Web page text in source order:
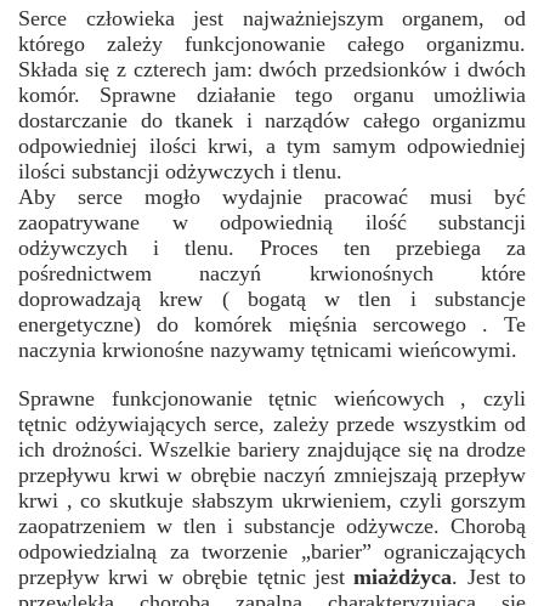
Serce człowieka jest najważniejszym organem, od
którego zależy funkcjonowanie całego organizmu.
Składa się z czterech jam: dwóch przedsionków i dwóch
komór. Sprawne działanie tego organu umożliwia
dostarczanie do tkanek i narządów całego organizmu
odpowiedniej ilości krwi, a tym samym odpowiedniej
ilości substancji odżywczych i tlenu.
Aby serce mogło wydajnie pracować musi być
zaopatrywane w odpowiednią ilość substancji
odżywczych i tlenu. Proces ten przebiega za
pośrednictwem naczyń krwionośnych które
doprowadzają krew ( bogatą w tlen i substancje
energetyczne) do komórek mięśnia sercowego . Te
naczynia krwionośne nazywamy tętnicami wieńcowymi.
Sprawne funkcjonowanie tętnic wieńcowych , czyli
tętnic odżywiających serce, zależy przede wszystkim od
ich drożności. Wszelkie bariery znajdujące się na drodze
przepływu krwi w obrębie naczyń zmniejszają przepływ
krwi , co skutkuje słabszym ukrwieniem, czyli gorszym
zaopatrzeniem w tlen i substancje odżywcze. Chorobą
odpowiedzialną za tworzenie „barier” ograniczających
przepływ krwi w obrębie tętnic jestmiażdżyca. Jest to